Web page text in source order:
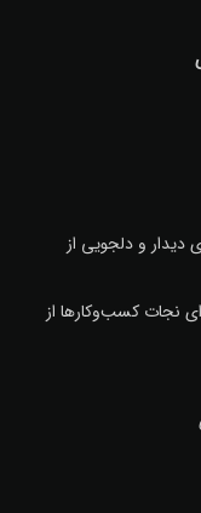
دیدار و دلجویی از
نجات کسب‌وکارها از